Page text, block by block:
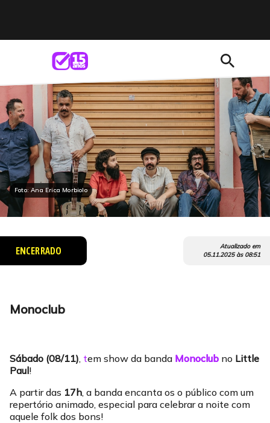
search
Foto: Ana Erica Morbiolo
ENCERRADO
Atualizado em
05.11.2025às 08:51
Monoclub
Sábado (08/11), tem show da banda Monoclub no Little
Paul!
A partir das 17h, a banda encanta os o público com um
repertório animado, especial para celebrar a noite com
aquele folk dos bons!